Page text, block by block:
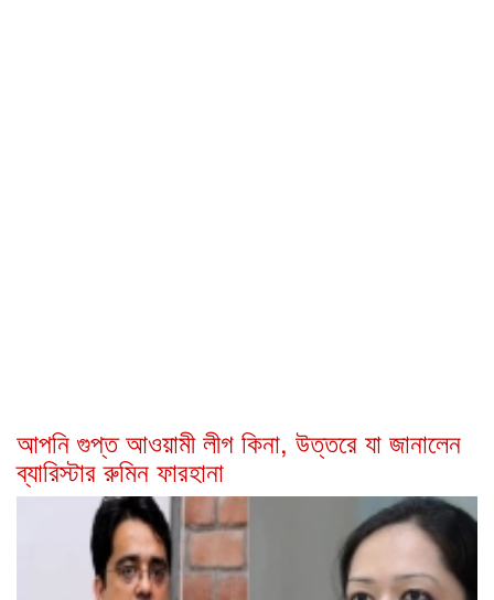
আপনি গুপ্ত আওয়ামী লীগ কিনা, উত্তরে যা জানালেন
ব্যারিস্টার রুমিন ফারহানা